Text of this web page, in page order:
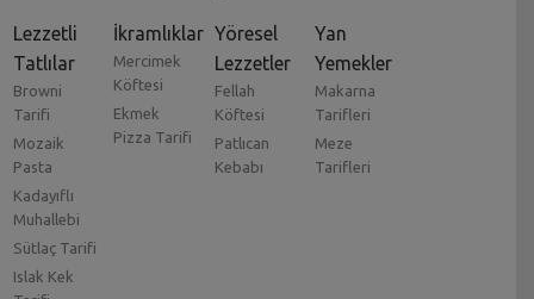
Lezzetli
Tatlılar
Browni
Tarifi
Mozaik
Pasta
Kadayıflı
Muhallebi
Sütlaç Tarifi
Islak Kek
İkramlıklar
Mercimek
Köftesi
Ekmek
Pizza Tarifi
Yöresel
Lezzetler
Fellah
Köftesi
Patlıcan
Kebabı
Yan
Yemekler
Makarna
Tarifleri
Meze
Tarifleri